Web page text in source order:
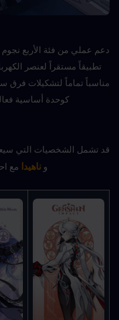
دعم عملي من فئة الأربع
كوحدة أساسية
قد تشمل الشخصيات التي
و ناهيدا مع